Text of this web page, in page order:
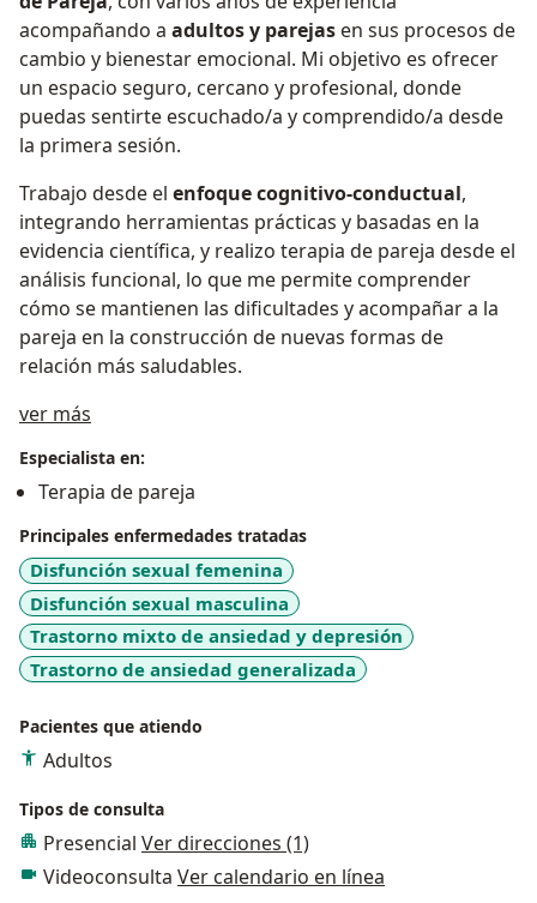
acompañando a adultos y parejas en sus procesos de
cambio y bienestar emocional. Mi objetivo es ofrecer
un espacio seguro, cercano y profesional, donde
puedas sentirte escuchado/a y comprendido/a desde
la primera sesión.
Trabajo desde el enfoque cognitivo-conductual,
integrando herramientas prácticas y basadas en la
evidencia científica, y realizo terapia de pareja desde el
análisis funcional, lo que me permite comprender
cómo se mantienen las dificultades y acompañar a la
pareja en la construcción de nuevas formas de
relación más saludables.
ver más
Especialista en:
Terapia de pareja
Principales enfermedades tratadas
Disfunción sexual femenina
Disfunción sexual masculina
Trastorno mixto de ansiedad y depresión
Trastorno de ansiedad generalizada
Pacientes que atiendo
Adultos
Tipos de consulta
Presencial Ver direcciones (1)
Videoconsulta Ver calendario en línea